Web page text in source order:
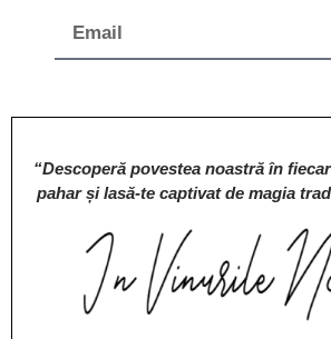
“Descoperă povestea noastră în
pahar și lasă-te captivat de magia